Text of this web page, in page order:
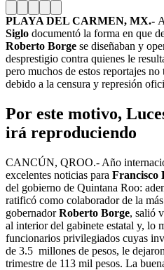
PLAYA DEL CARMEN, MX.-
Siglo documentó la forma en que
Roberto Borge se diseñaban y
desprestigio contra quienes le
pero muchos de estos reportajes
debido a la censura y represión
Por este motivo,
irá reproduciendo
CANCÚN, QROO.- Año
excelentes noticias para Francisco
del gobierno de Quintana Roo:
ratificó como colaborador de la
gobernadorRoberto Borge, salió
al interior del gabinete estatal y, lo
funcionarios privilegiados cuyas
de 3.5 millones de pesos, le
trimestre de 113 mil pesos. La